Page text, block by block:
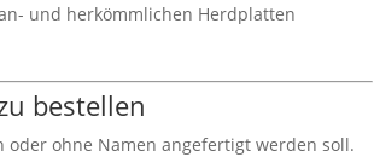
und herkömmlichen Herdplatten
bestellen
oder ohne Namen angefertigt werden soll.